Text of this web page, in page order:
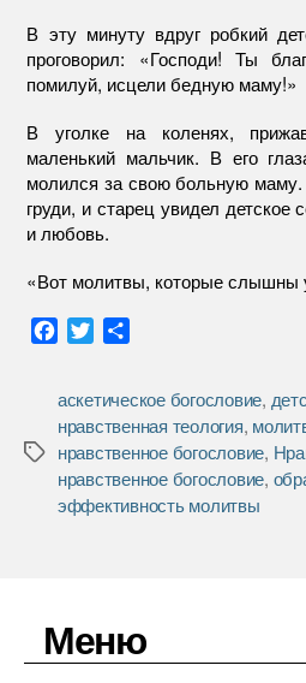
В эту минуту вдруг робкий
проговорил: «Господи! Ты
помилуй, исцели бедную маму!»
В уголке на коленях,
маленький мальчик. В его
молился за свою больную маму.
груди, и старец увидел
и любовь.
«Вот молитвы, которые слышны
e
b
o
o
k
t
t
e
r
р
а
в
и
т
Метки
аскетическое богословие,
нравственная теология,
нравственное богословие,
нравственное богословие,
эффективность молитвы
Меню